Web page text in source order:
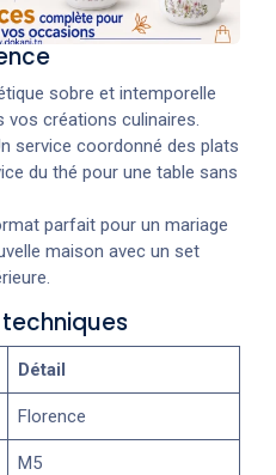
sobre et intemporelle
vos créations culinaires.
service coordonné des plats
du thé pour une table sans
parfait pour un mariage
maison avec un set
Détail
Florence
M5